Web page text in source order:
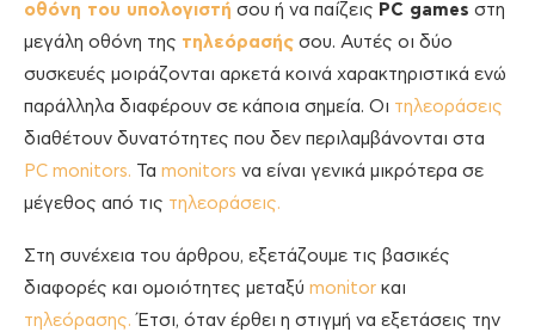
οθόνη του υπολογιστή σου ή να παίζεις PC games στη
μεγάλη οθόνη της τηλεόρασής σου. Αυτές οι δύο
συσκευές μοιράζονται αρκετά κοινά χαρακτηριστικά ενώ
παράλληλα διαφέρουν σε κάποια σημεία. Οι τηλεοράσεις
διαθέτουν δυνατότητες που δεν περιλαμβάνονται στα
PC monitors. Τα monitors να είναι γενικά μικρότερα σε
μέγεθος από τις τηλεοράσεις.
Στη συνέχεια του άρθρου, εξετάζουμε τις βασικές
διαφορές και ομοιότητες μεταξύ monitor και
τηλεόρασης. Έτσι, όταν έρθει η στιγμή να εξετάσεις την